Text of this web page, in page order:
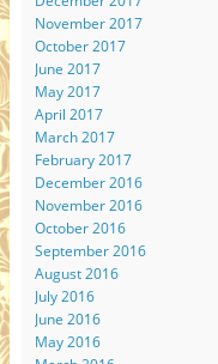
November 2017
October 2017
June 2017
May 2017
April 2017
March 2017
February 2017
December 2016
November 2016
October 2016
September 2016
August 2016
July 2016
June 2016
May 2016